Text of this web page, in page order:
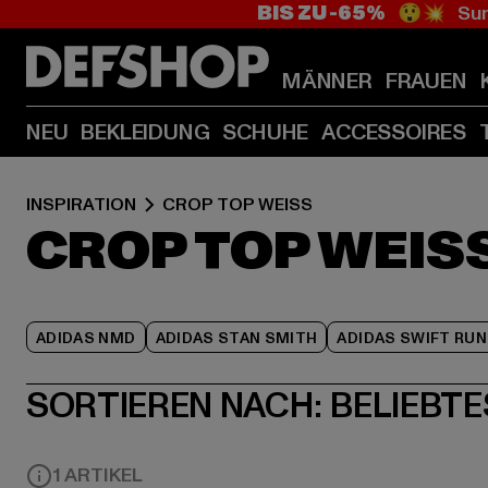
BIS ZU -65% 😲💥
MÄNNER FRAUEN
NEU BEKLEIDUNG SCHUHE ACCESSOIRES
INSPIRATION CROP TOP WEISS
CROP TOP
ADIDAS NMD ADIDAS STAN SMITH ADIDAS SWIFT RUN
SORTIEREN NACH:
1 ARTIKEL